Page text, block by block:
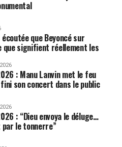
que Beyoncé sur
que signifient réellement les
: Manu Lanvin met le feu
son concert dans le public
: “Dieu envoya le déluge…
le tonnerre”